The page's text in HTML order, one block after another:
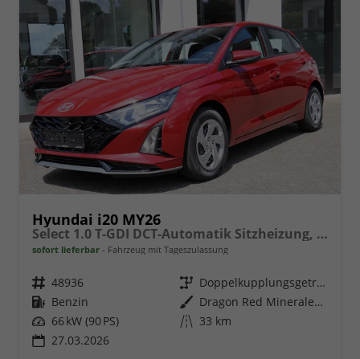
Hyundai i20 MY26
Select 1.0 T-GDI DCT-Automatik Sitzheizung, Navigation, Android Auto, Apple Carplay
sofort lieferbar Fahrzeug mit Tageszulassung
Fahrzeugnr. 48936 Getriebe
Doppelkupplungsgetriebe (DSG)
Kraftstoff Benzin Außenfarbe
Dragon Red Mineraleffekt
Leistung 66 kW (90 PS) Kilometerstand 33 km
27.03.2026